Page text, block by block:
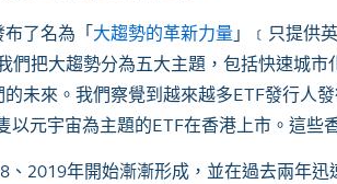
了名為「 大趨勢的革新力量 」
﹝只提供
們把大趨勢分為五大主題，包括快速城
未來。我們察覺到越來越多ETF發行人
以元宇宙為主題的ETF在香港上市。這些
、 2019年開始漸漸形成，並在過去兩年迅